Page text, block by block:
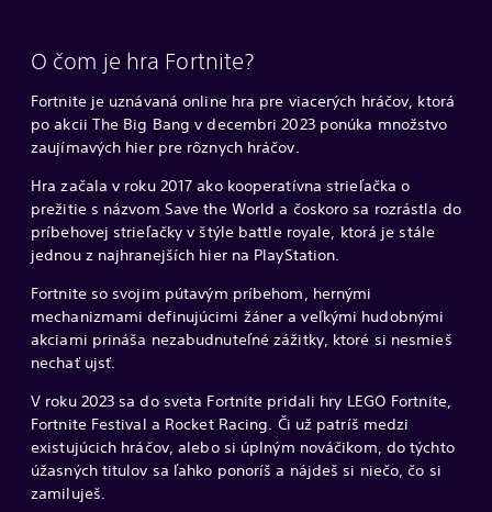
O čom je hra Fortnite?
Fortnite je uznávaná online hra pre viacerých hráčov, ktorá
po akcii The Big Bang v decembri 2023 ponúka množstvo
zaujímavých hier pre rôznych hráčov.
Hra začala v roku 2017 ako kooperatívna strieľačka o
prežitie s názvom Save the World a čoskoro sa rozrástla do
príbehovej strieľačky v štýle battle royale, ktorá je stále
jednou z najhranejších hier na PlayStation.
Fortnite so svojim pútavým príbehom, hernými
mechanizmami definujúcimi žáner a veľkými hudobnými
akciami prináša nezabudnuteľné zážitky, ktoré si nesmieš
nechať ujsť.
V roku 2023 sa do sveta Fortnite pridali hry LEGO Fortnite,
Fortnite Festival a Rocket Racing. Či už patríš medzi
existujúcich hráčov, alebo si úplným nováčikom, do týchto
úžasných titulov sa ľahko ponoríš a nájdeš si niečo, čo si
zamiluješ.